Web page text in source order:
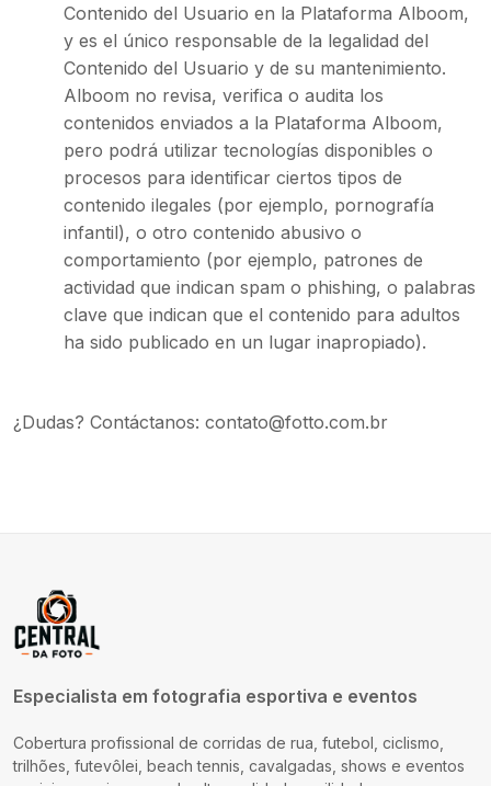
Contenido del Usuario en la Plataforma Alboom,
y es el único responsable de la legalidad del
Contenido del Usuario y de su mantenimiento.
Alboom no revisa, verifica o audita los
contenidos enviados a la Plataforma Alboom,
pero podrá utilizar tecnologías disponibles o
procesos para identificar ciertos tipos de
contenido ilegales (por ejemplo, pornografía
infantil), o otro contenido abusivo o
comportamiento (por ejemplo, patrones de
actividad que indican spam o phishing, o palabras
clave que indican que el contenido para adultos
ha sido publicado en un lugar inapropiado).
¿Dudas? Contáctanos: contato@fotto.com.br
Especialista em fotografia esportiva e eventos
Cobertura profissional de corridas de rua, futebol, ciclismo,
trilhões, futevôlei, beach tennis, cavalgadas, shows e eventos